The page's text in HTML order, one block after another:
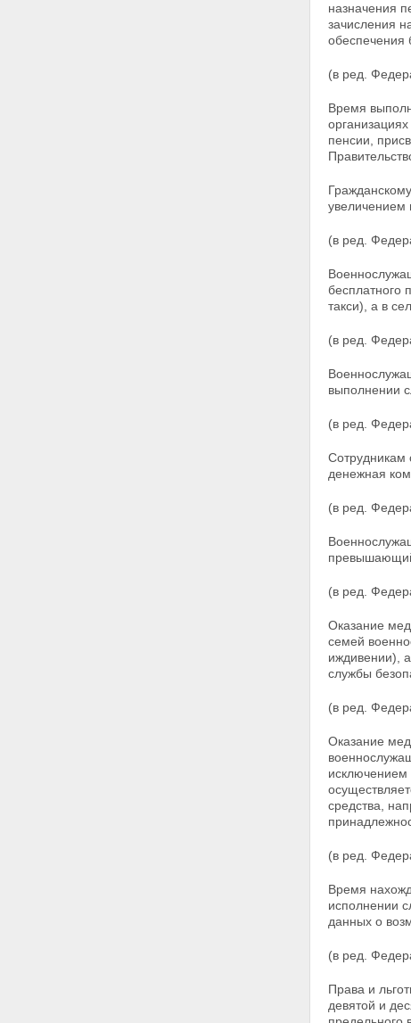
назначения
зачисления
обеспечения
(в ред.
Время
пенсии,
увеличением
(в ред.
бесплатного
такси), а в
(в ред.
выполнении
(в ред.
Сотрудникам
денежная
(в ред.
превышающий
(в ред.
Оказание
семей
иждивении),
службы
(в ред.
Оказание
исключением
средства,
(в ред.
Время
исполнении
данных о
(в ред.
Права и
девятой и